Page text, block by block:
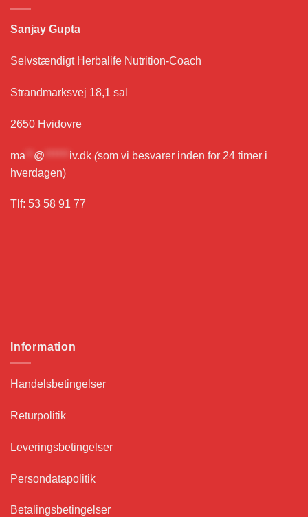
Sanjay Gupta
Selvstændigt Herbalife Nutrition-Coach
Strandmarksvej 18,1 sal
2650 Hvidovre
ma @ iv.dk (som vi besvarer inden for 24 timer i
hverdagen)
Tlf: 53 58 91 77
Information
Handelsbetingelser
Returpolitik
Leveringsbetingelser
Persondatapolitik
Betalingsbetingelser